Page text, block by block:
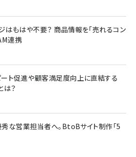
はもはや不要？ 商品情報を「売れるコン
連携
ート促進や顧客満足度向上に直結する
は？
な営業担当者へ。BtoBサイト制作「5